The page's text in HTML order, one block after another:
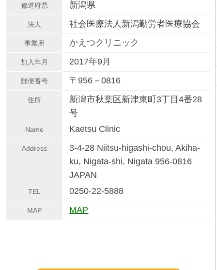
都道府県 新潟県
法人 社会医療法人新潟勤労者医療協会
事業所 かえつクリニック
加入年月 2017年9月
郵便番号 〒956－0816
住所
新潟市秋葉区新津東町3丁目4番28
号
Name Kaetsu Clinic
Address
3-4-28 Niitsu-higashi-chou, Akiha-
ku, Nigata-shi, Nigata 956-0816
JAPAN
TEL 0250-22-5888
MAP MAP